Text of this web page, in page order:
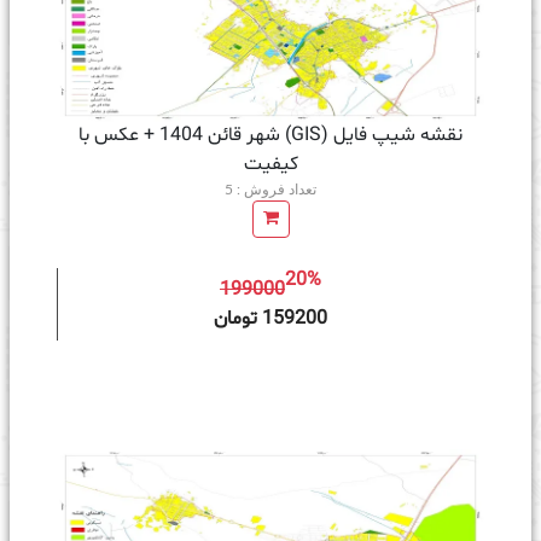
نقشه شیپ فایل (GIS) شهر قائن 1404 + عکس با
کیفیت
تعداد فروش : 5
19900020%
159200 تومان